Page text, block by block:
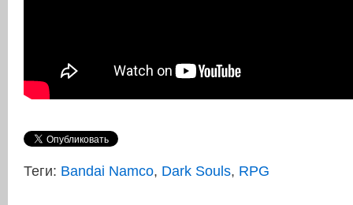
Теги: Bandai Namco, Dark Souls, RPG